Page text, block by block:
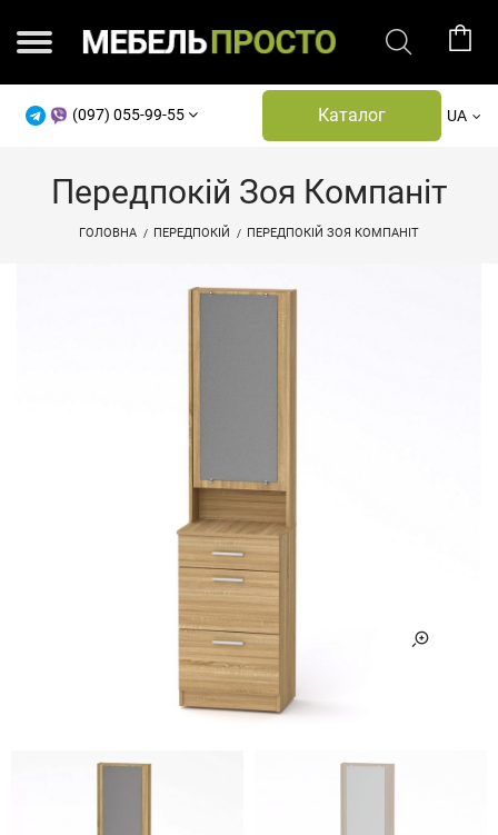
(097) 055-99-55 Каталог UA
Передпокій Зоя Компаніт
ГОЛОВНА ПЕРЕДПОКІЙ ПЕРЕДПОКІЙ ЗОЯ КОМПАНІТ